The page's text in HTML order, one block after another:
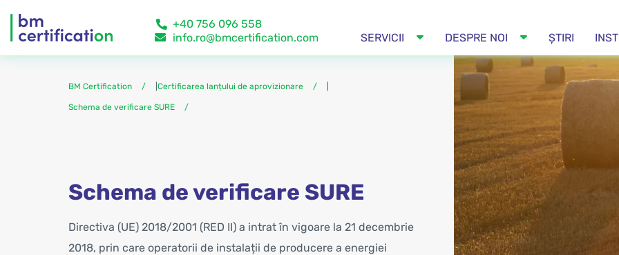
+40 756 096 558
info.ro@bmcertification.com
SERVICII DESPRE NOI ȘTIRI
BM Certification Certificarea lanțului de aprovizionare
Schema de verificare SURE
Schema de verificare SURE
Directiva (UE) 2018/2001 (RED II) a intrat în vigoare la 21 decembrie
2018, prin care operatorii de instalații de producere a energiei